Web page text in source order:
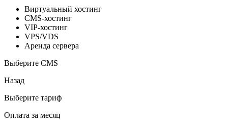
Виртуальный хостинг
CMS-хостинг
VIP-хостинг
VPS/VDS
Аренда сервера
Выберите CMS
Назад
Выберите тариф
Оплата за месяц